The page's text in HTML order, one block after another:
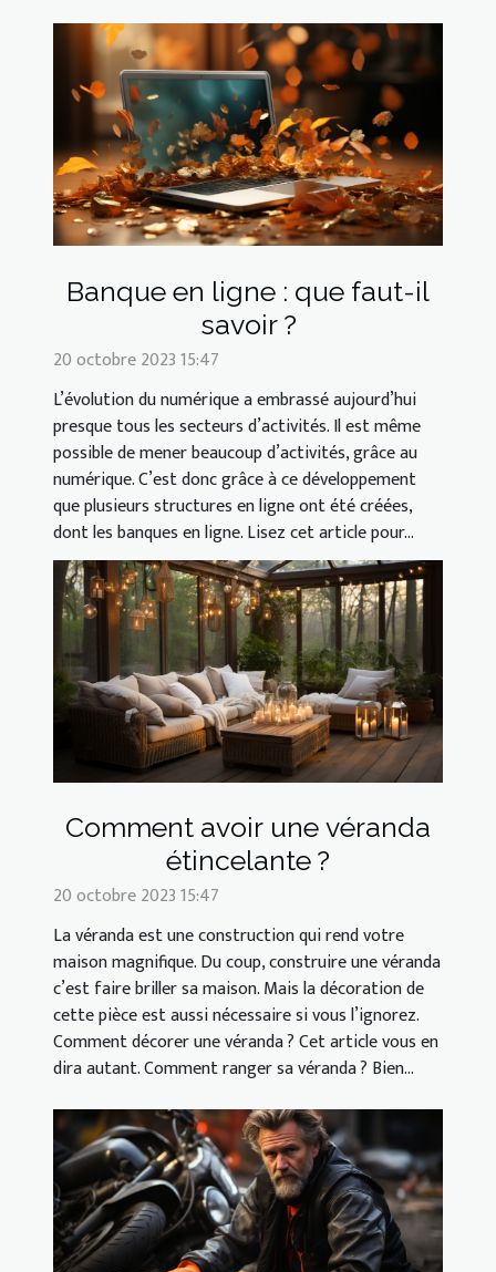
Banque en ligne : que faut-il
savoir ?
20 octobre 2023 15:47
L’évolution du numérique a embrassé aujourd’hui
presque tous les secteurs d’activités. Il est même
possible de mener beaucoup d’activités, grâce au
numérique. C’est donc grâce à ce développement
que plusieurs structures en ligne ont été créées,
dont les banques en ligne. Lisez cet article pour...
Comment avoir une véranda
étincelante ?
20 octobre 2023 15:47
La véranda est une construction qui rend votre
maison magnifique. Du coup, construire une véranda
c’est faire briller sa maison. Mais la décoration de
cette pièce est aussi nécessaire si vous l’ignorez.
Comment décorer une véranda ? Cet article vous en
dira autant. Comment ranger sa véranda ? Bien...